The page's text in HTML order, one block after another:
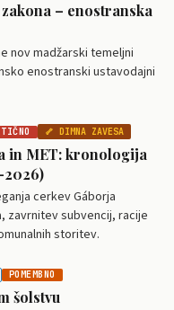
– enostranska
nov madžarski temeljni
enostranski ustavodajni
🦴 DIMNA ZAVESA
in MET: kronologija
cerkev Gáborja
zavrnitev subvencij, racije
storitev.
POMEMBNO
šolstvu